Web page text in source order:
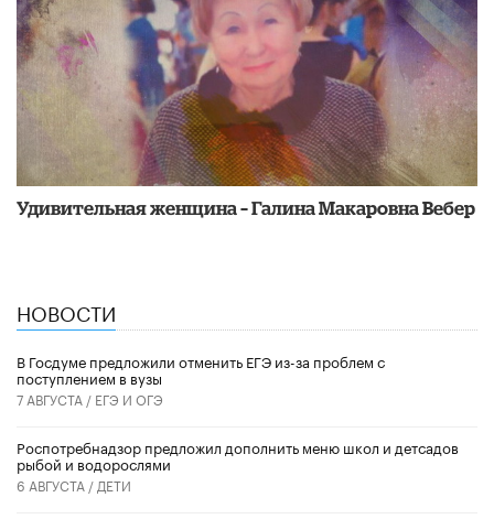
Удивительная женщина – Галина Макаровна Вебер
НОВОСТИ
В Госдуме предложили отменить ЕГЭ из-за проблем с
поступлением в вузы
7 АВГУСТА / ЕГЭ И ОГЭ
Роспотребнадзор предложил дополнить меню школ и детсадов
рыбой и водорослями
6 АВГУСТА / ДЕТИ